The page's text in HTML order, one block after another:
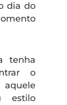
dia do
tenha
o
aquele
estilo